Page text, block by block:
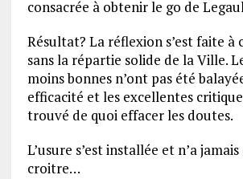
consacrée à obtenir le go de
Résultat? La réflexion s’est faite à
sans la répartie solide de la Ville.
moins bonnes n’ont pas été
efficacité et les excellentes
trouvé de quoi effacer les doutes.
L’usure s’est installée et n’a jamais
croitre…